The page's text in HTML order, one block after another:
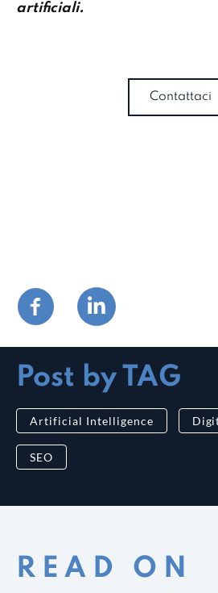
artificiali.
Contattaci
Post by TAG
Artificial Intelligence
SEO
READ ON